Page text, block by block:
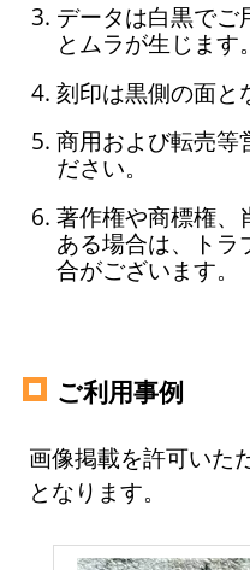
データは白黒でご
とムラが生じます。
刻印は黒側の面と
商用および転売等
ださい。
著作権や商標権、
ある場合は、トラ
合がございます。
ご利用事例
画像掲載を許可いた
となります。